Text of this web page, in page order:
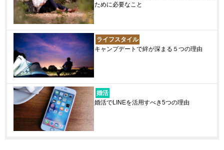
ために必要なこと
ライフスタイル
キャンプデートで絆が深まる５つの理由
婚活
婚活でLINEを活用すべき5つの理由